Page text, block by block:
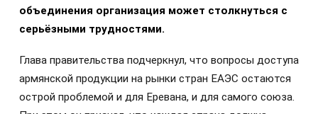
объединения организация может столкнуться с
серьёзными трудностями.
Глава правительства подчеркнул, что вопросы доступа
армянской продукции на рынки стран ЕАЭС остаются
острой проблемой и для Еревана, и для самого союза.